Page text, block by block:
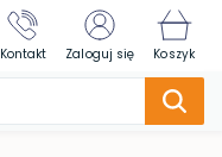
Kontakt Zaloguj się Koszyk